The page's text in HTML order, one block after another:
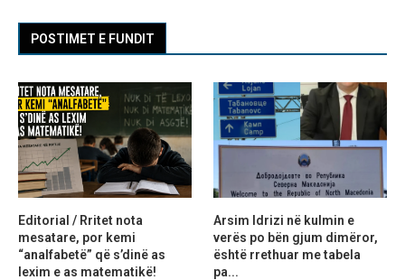
POSTIMET E FUNDIT
Editorial / Rritet nota
mesatare, por kemi
“analfabetë” që s’dinë as
lexim e as matematikë!
Arsim Idrizi në kulmin e
verës po bën gjum dimëror,
është rrethuar me tabela
pa...